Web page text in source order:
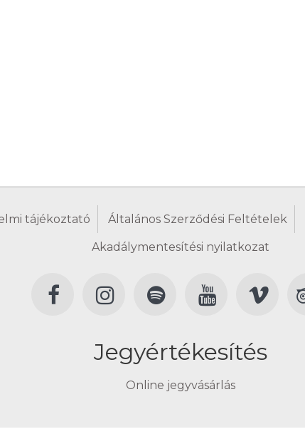
tájékoztató Általános Szerződési Feltételek
Akadálymentesítési nyilatkozat
Jegyértékesítés
Online jegyvásárlás